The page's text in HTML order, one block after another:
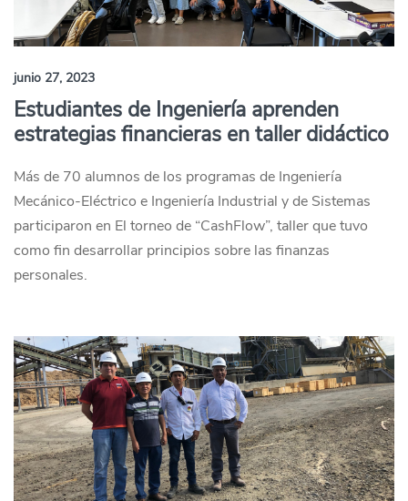
junio 27, 2023
Estudiantes de Ingeniería aprenden
estrategias financieras en taller didáctico
Más de 70 alumnos de los programas de Ingeniería
Mecánico-Eléctrico e Ingeniería Industrial y de Sistemas
participaron en El torneo de “CashFlow”, taller que tuvo
como fin desarrollar principios sobre las finanzas
personales.